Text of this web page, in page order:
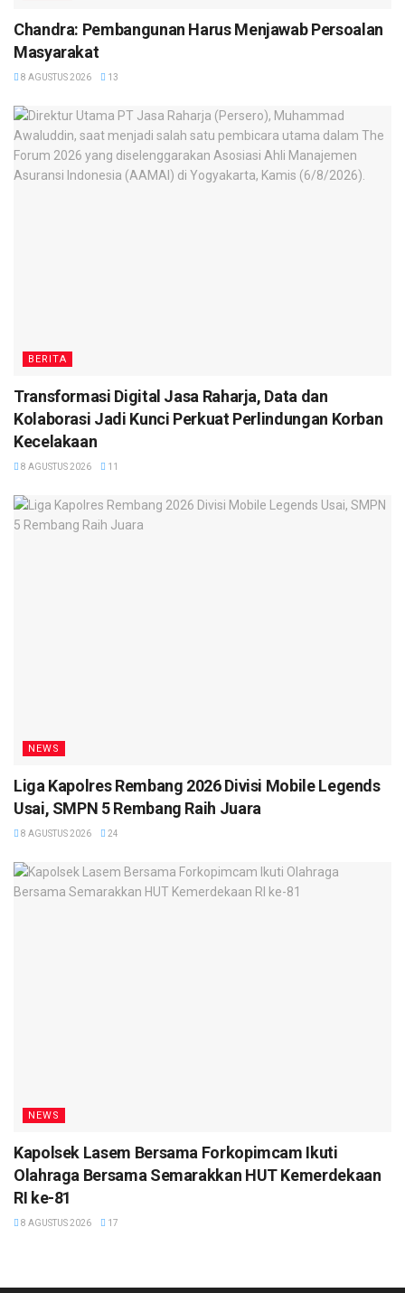
Chandra: Pembangunan Harus Menjawab Persoalan
Masyarakat
8 AGUSTUS 2026 13
BERITA
Transformasi Digital Jasa Raharja, Data dan
Kolaborasi Jadi Kunci Perkuat Perlindungan Korban
Kecelakaan
8 AGUSTUS 2026 11
NEWS
Liga Kapolres Rembang 2026 Divisi Mobile Legends
Usai, SMPN 5 Rembang Raih Juara
8 AGUSTUS 2026 24
NEWS
Kapolsek Lasem Bersama Forkopimcam Ikuti
Olahraga Bersama Semarakkan HUT Kemerdekaan
RI ke-81
8 AGUSTUS 2026 17